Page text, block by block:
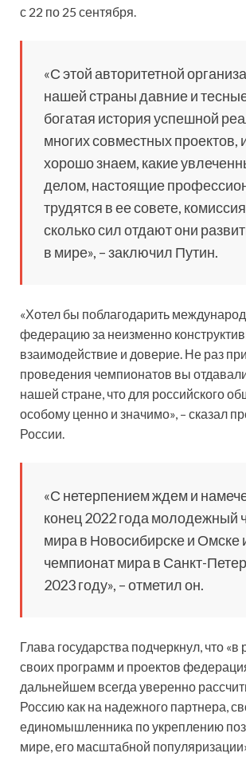
с 22 по 25 сентября.
«С этой авторитетной
нашей страны давние и
богатая история успешной
многих совместных проектов,
хорошо знаем, какие
делом, настоящие
трудятся в ее совете,
сколько сил отдают они
в мире», – заключил Путин.
«Хотел бы поблагодарить
федерацию за неизменно
взаимодействие и доверие. Не раз
проведения чемпионатов вы
нашей стране, что для российского
особому ценно и значимо», – сказал
России.
«С нетерпением ждем и
конец 2022 года молодежный
мира в Новосибирске и Омске
чемпионат мира в Санкт-
2023 году», – отметил он.
Глава государства подчеркнул, что «в
своих программ и проектов
дальнейшем всегда уверенно
Россию как на надежного партнера,
единомышленника по укреплению
мире, его масштабной